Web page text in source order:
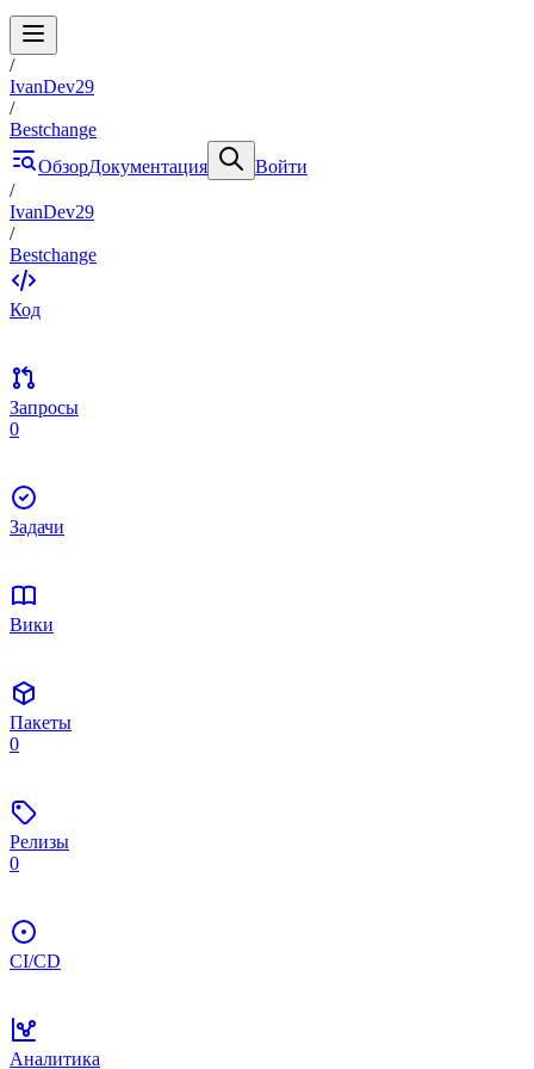
/
IvanDev29
/
Bestchange
ОбзорДокументация
Войти
/
IvanDev29
/
Bestchange
Код
Запросы
0
Задачи
Вики
Пакеты
0
Релизы
0
CI/CD
Аналитика